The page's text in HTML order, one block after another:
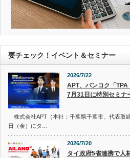
要チェック！イベント＆セミナー
2026/7/22
APT、バンコク「
7月31日に特別セミナ
株式会社APT（本社：千葉県千葉市、代表取
日（金）にタ…
2026/7/20
タイ政府5省連携で人